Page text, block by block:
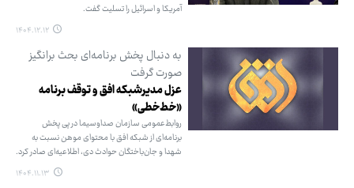
آمریکا و اسرائیل را تسلیت گفت.
۱۴۰۴.۱۲.۱۲
به دنبال پخش برنامه‌ای بحث برانگیز
صورت گرفت
عزل مدیرشبکه افق و توقف برنامه
«خط‌خطی»
روابط‌عمومی سازمان صداوسیما در پی پخش
برنامه‌ای از شبکه افق با محتوای موهن نسبت به
شهدا و جان‌باختگان حوادث دی، اطلاعیه‌ای صادر کرد.
۱۴۰۴.۱۱.۱۳